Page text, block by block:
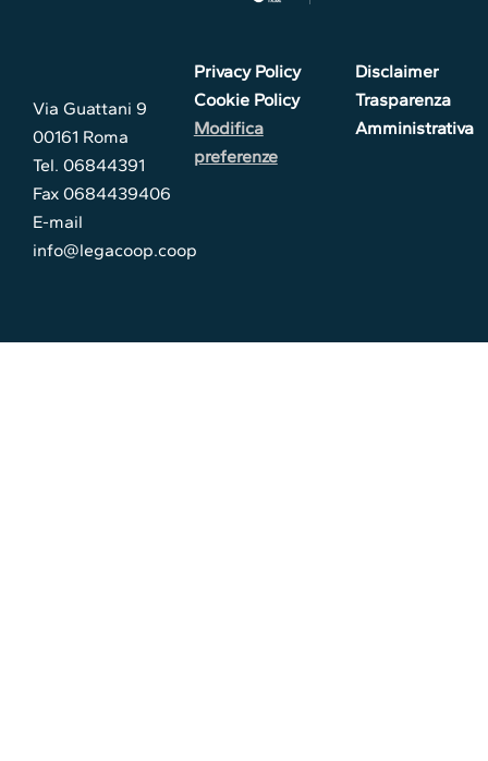
Via Guattani 9
00161 Roma
Tel. 06844391
Fax 0684439406
E-mail
info@legacoop.coop
Privacy Policy
Cookie Policy
Modifica
preferenze
Disclaimer
Trasparenza
Amministrativa